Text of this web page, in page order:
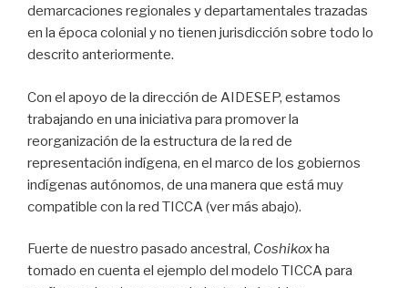
demarcaciones regionales y departamentales trazadas
en la época colonial y no tienen jurisdicción sobre todo lo
descrito anteriormente.
Con el apoyo de la dirección de AIDESEP, estamos
trabajando en una iniciativa para promover la
reorganización de la estructura de la red de
representación indígena, en el marco de los gobiernos
indígenas autónomos, de una manera que está muy
compatible con la red TICCA (ver más abajo).
Fuerte de nuestro pasado ancestral, Coshikoxha
tomado en cuenta el ejemplo del modelo TICCA para